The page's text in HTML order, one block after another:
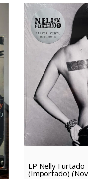
LP Nelly
(Importado)